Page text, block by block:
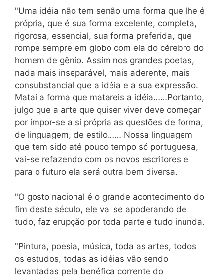
"Uma idéia não tem senão uma forma que lhe é
própria, que é sua forma excelente, completa,
rigorosa, essencial, sua forma preferida, que
rompe sempre em globo com ela do cérebro do
homem de gênio. Assim nos grandes poetas,
nada mais inseparável, mais aderente, mais
consubstancial que a idéia e a sua expressão.
Matai a forma que matareis a idéia……Portanto,
julgo que a arte que quiser viver deve começar
por impor-se a si própria as questões de forma,
de linguagem, de estilo…… Nossa linguagem
que tem sido até pouco tempo só portuguesa,
vai-se refazendo com os novos escritores e
para o futuro ela será outra bem diversa.
"O gosto nacional é o grande acontecimento do
fim deste século, ele vai se apoderando de
tudo, faz erupção por toda parte e tudo inunda.
"Pintura, poesia, música, toda as artes, todos
os estudos, todas as idéias vão sendo
levantadas pela benéfica corrente do